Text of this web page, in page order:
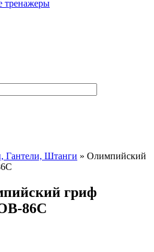
тренажеры
Гантели, Штанги » Олимпийский
гриф
86C